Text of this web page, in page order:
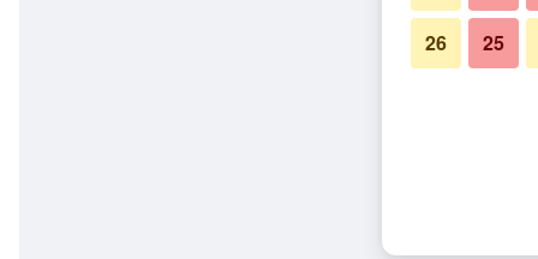
25
26